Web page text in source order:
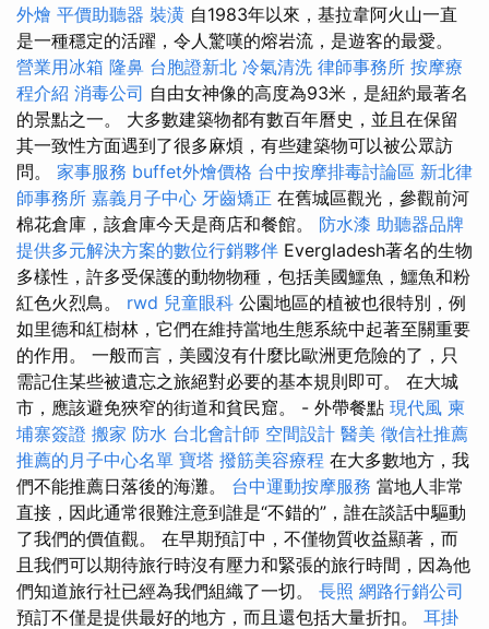
外燴 平價助聽器 裝潢 自1983年以來，基拉韋阿火山一直
是一種穩定的活躍，令人驚嘆的熔岩流，是遊客的最愛。
營業用冰箱 隆鼻 台胞證新北 冷氣清洗 律師事務所 按摩療
程介紹 消毒公司 自由女神像的高度為93米，是紐約最著名
的景點之一。 大多數建築物都有數百年曆史，並且在保留
其一致性方面遇到了很多麻煩，有些建築物可以被公眾訪
問。 家事服務 buffet外燴價格 台中按摩排毒討論區 新北律
師事務所 嘉義月子中心 牙齒矯正 在舊城區觀光，參觀前河
棉花倉庫，該倉庫今天是商店和餐館。 防水漆 助聽器品牌
提供多元解決方案的數位行銷夥伴 Evergladesh著名的生物
多樣性，許多受保護的動物物種，包括美國鱷魚，鱷魚和粉
紅色火烈鳥。 rwd 兒童眼科 公園地區的植被也很特別，例
如里德和紅樹林，它們在維持當地生態系統中起著至關重要
的作用。 一般而言，美國沒有什麼比歐洲更危險的了，只
需記住某些被遺忘之旅絕對必要的基本規則即可。 在大城
市，應該避免狹窄的街道和貧民窟。 - 外帶餐點 現代風 柬
埔寨簽證 搬家 防水 台北會計師 空間設計 醫美 徵信社推薦
推薦的月子中心名單 寶塔 撥筋美容療程 在大多數地方，我
們不能推薦日落後的海灘。 台中運動按摩服務 當地人非常
直接，因此通常很難注意到誰是“不錯的”，誰在談話中驅動
了我們的價值觀。 在早期預訂中，不僅物質收益顯著，而
且我們可以期待旅行時沒有壓力和緊張的旅行時間，因為他
們知道旅行社已經為我們組織了一切。 長照 網路行銷公司
預訂不僅是提供最好的地方，而且還包括大量折扣。 耳掛